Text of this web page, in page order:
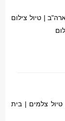
| טיול צילום
טיול צלמים | בית